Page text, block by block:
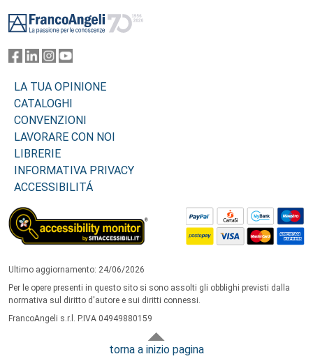
LA TUA OPINIONE
CATALOGHI
CONVENZIONI
LAVORARE CON NOI
LIBRERIE
INFORMATIVA PRIVACY
ACCESSIBILITÁ
Ultimo aggiornamento: 24/06/2026
Per le opere presenti in questo sito si sono assolti gli obblighi previsti dalla
normativa sul diritto d'autore e sui diritti connessi.
FrancoAngeli s.r.l. P.IVA 04949880159
torna a inizio pagina